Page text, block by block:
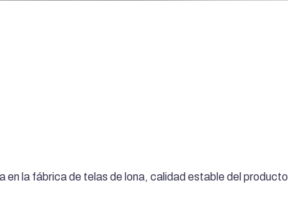
en la fábrica de telas de lona, calidad estable del producto